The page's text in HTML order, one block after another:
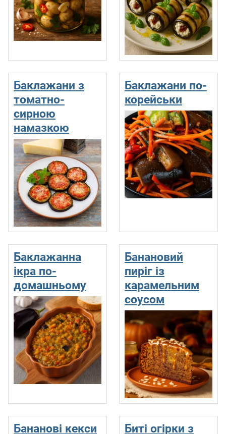
Баклажани з
томатно-
сирною
намазкою
Баклажани по-
корейськи
Баклажанна
ікра по-
домашньому
Банановий
пиріг із
карамельним
соусом
Бананові кекси Биті огірки з